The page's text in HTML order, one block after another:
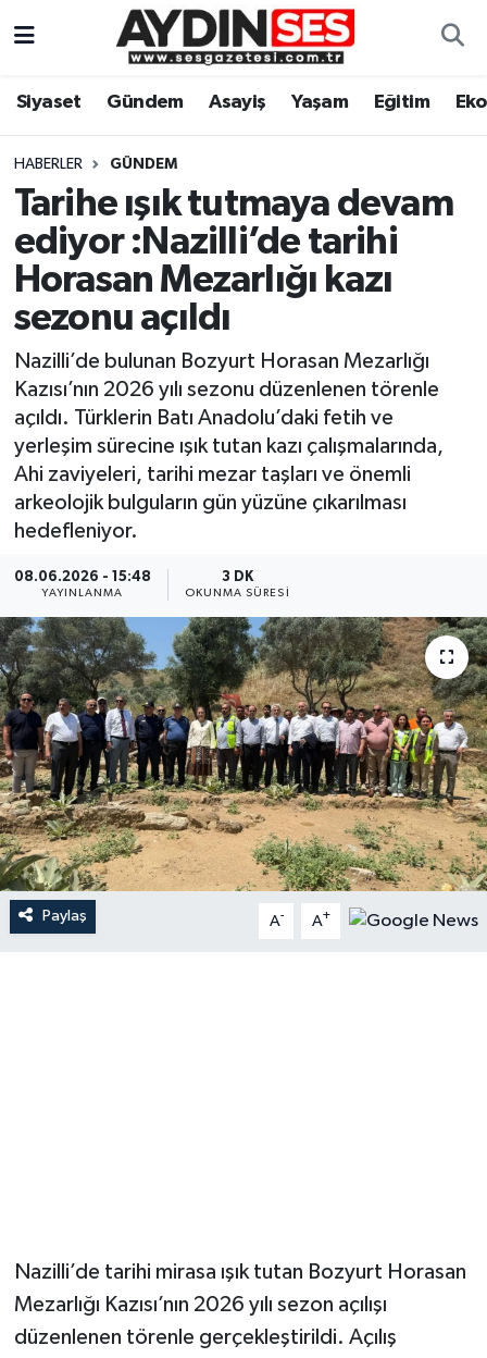
Siyaset Gündem Asayiş Yaşam Eğitim
HABERLER GÜNDEM
Tarihe ışık tutmaya devam
ediyor :Nazilli’de tarihi
Horasan Mezarlığı kazı
sezonu açıldı
Nazilli’de bulunan Bozyurt Horasan Mezarlığı
Kazısı’nın 2026 yılı sezonu düzenlenen törenle
açıldı. Türklerin Batı Anadolu’daki fetih ve
yerleşim sürecine ışık tutan kazı çalışmalarında,
Ahi zaviyeleri, tarihi mezar taşları ve önemli
arkeolojik bulguların gün yüzüne çıkarılması
hedefleniyor.
08.06.2026 - 15:48
YAYINLANMA
3 DK
OKUNMA SÜRESI
Paylaş A- A+
Nazilli’de tarihi mirasa ışık tutan Bozyurt Horasan
Mezarlığı Kazısı’nın 2026 yılı sezon açılışı
düzenlenen törenle gerçekleştirildi. Açılış
Gündem
Siyaset
Ekonomi
Eğitim
Kültür Sanat
Spor
Aydın Hava Durumu
Aydin Namaz Vakitleri
Aydın Trafik Yoğunluk Haritası
Süper Lig Puan Durumu ve Fikstür
Tüm Manşetler
Son Dakika Haberleri
Haber Arşivi